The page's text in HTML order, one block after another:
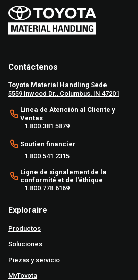
Contáctenos
Toyota Material Handling Sede
5559 Inwood Dr., Columbus, IN 47201
Línea de Atención al Cliente y
Ventas
1.800.381.5879
Soutien financier
1.800.541.2315
Ligne de signalement de la
conformité et de l'éthique
1.800.778.6169
Exploraire
Productos
Soluciones
Piezas y servicio
MyToyota